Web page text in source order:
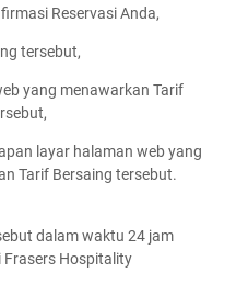
Reservasi Anda,
tersebut,
yang menawarkan Tarif
layar halaman web yang
Tarif Bersaing tersebut.
dalam waktu 24 jam
Frasers Hospitality